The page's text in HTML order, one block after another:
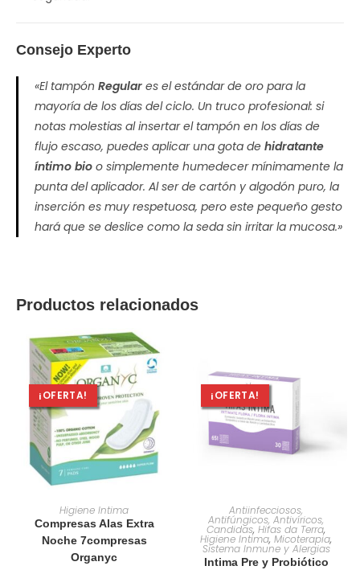
Consejo Experto
«El tampón Regular es el estándar de oro para la
mayoría de los días del ciclo. Un truco profesional: si
notas molestias al insertar el tampón en los días de
flujo escaso, puedes aplicar una gota de hidratante
íntimo bio o simplemente humedecer mínimamente la
punta del aplicador. Al ser de cartón y algodón puro, la
inserción es muy respetuosa, pero este pequeño gesto
hará que se deslice como la seda sin irritar la mucosa.»
Productos relacionados
¡OFERTA!
AÑADIR AL CARRITO
Higiene Intima
Compresas Alas Extra
Noche 7compresas
Organyc
¡OFERTA!
AÑADIR AL CARRITO
Antiinfecciosos,
Antifúngicos, Antivíricos,
Candidas, Hifas da Terra,
Higiene Intima, Micoterapia,
Sistema Inmune y Alergias
Intima Pre y Probiótico